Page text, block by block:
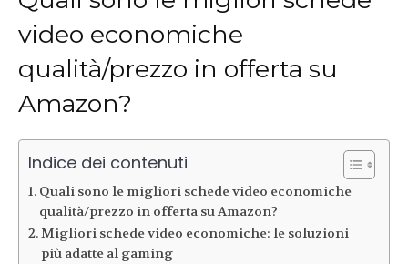
video economiche
qualità/prezzo in offerta su
Amazon?
Indice dei contenuti
Quali sono le migliori schede video economiche
qualità/prezzo in offerta su Amazon?
Migliori schede video economiche: le soluzioni
più adatte al gaming